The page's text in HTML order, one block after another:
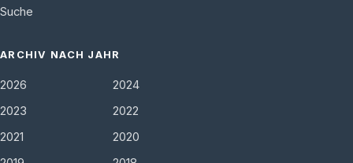
Suche
ARCHIV NACH JAHR
2026
2024
2023
2022
2021
2020